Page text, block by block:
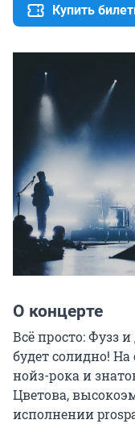
Купить
О концерте
Всё просто: Фузз
будет солидно!
нойз-рока и
Цветова,
исполнении